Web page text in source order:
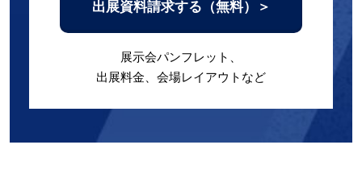
出展資料請求する（無料）＞
展示会パンフレット、
出展料金、会場レイアウトなど